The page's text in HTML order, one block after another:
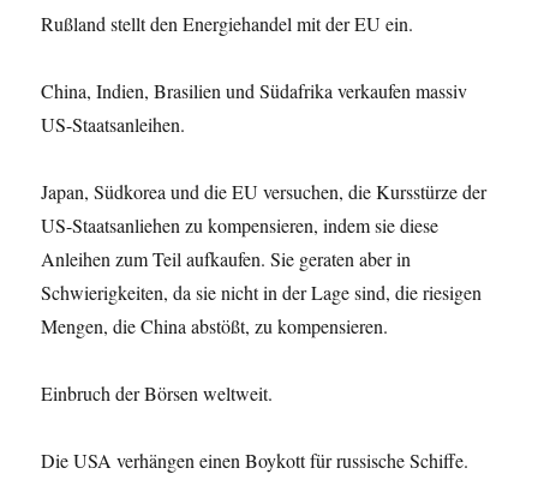
Rußland stellt den Energiehandel mit der EU ein.
China, Indien, Brasilien und Südafrika verkaufen massiv
US-Staatsanleihen.
Japan, Südkorea und die EU versuchen, die Kursstürze der
US-Staatsanliehen zu kompensieren, indem sie diese
Anleihen zum Teil aufkaufen. Sie geraten aber in
Schwierigkeiten, da sie nicht in der Lage sind, die riesigen
Mengen, die China abstößt, zu kompensieren.
Einbruch der Börsen weltweit.
Die USA verhängen einen Boykott für russische Schiffe.